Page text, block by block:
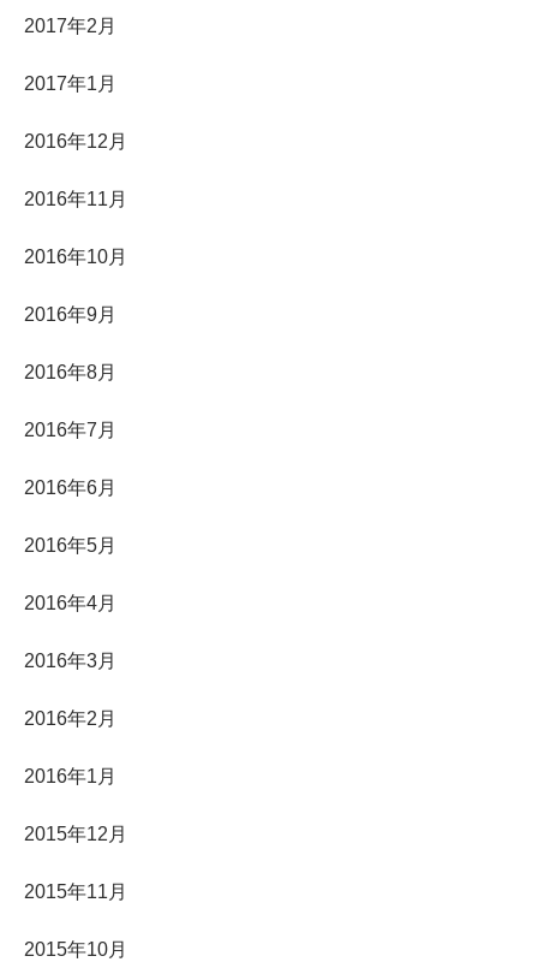
2017年2月
2017年1月
2016年12月
2016年11月
2016年10月
2016年9月
2016年8月
2016年7月
2016年6月
2016年5月
2016年4月
2016年3月
2016年2月
2016年1月
2015年12月
2015年11月
2015年10月